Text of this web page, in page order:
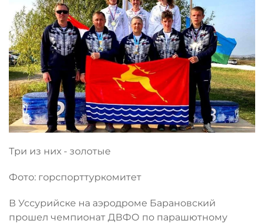
Три из них - золотые
Фото: горспорттуркомитет
В Уссурийске на аэродроме Барановский
прошел чемпионат ДВФО по парашютному